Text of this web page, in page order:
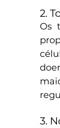
2.
Os
3.